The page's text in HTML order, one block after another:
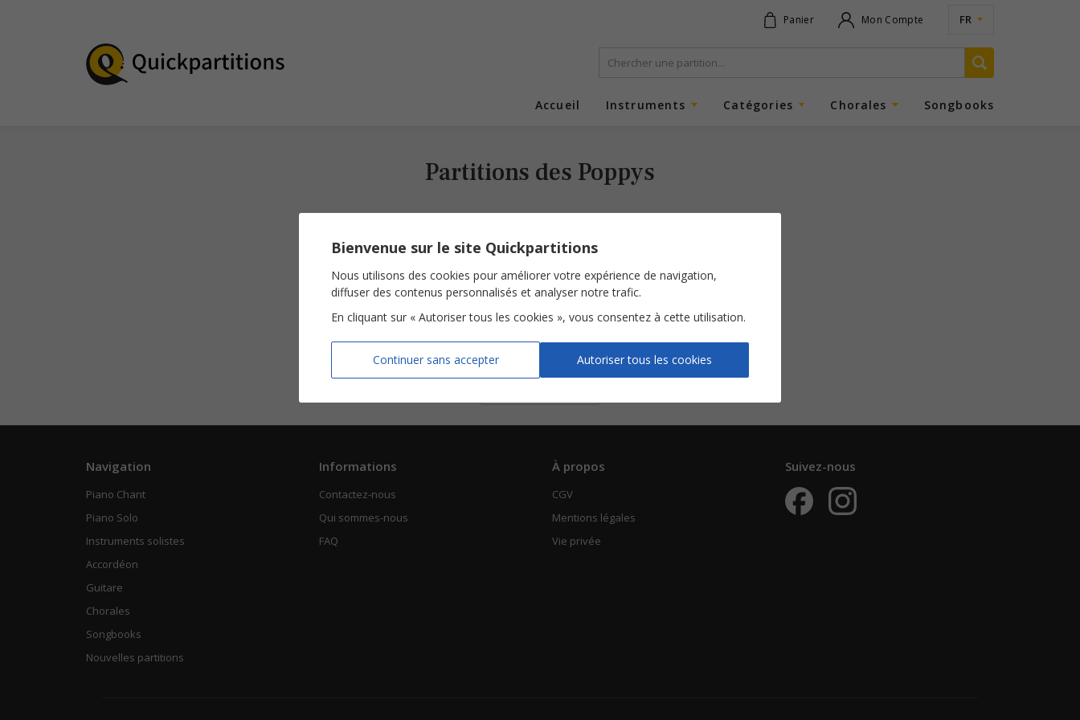
Panier Mon Compte FR
Accueil Instruments Catégories Chorales Songbooks
Partitions des Poppys
Car les gens sont fait de la sorte
Navigation
Piano Chant
Piano Solo
Instruments solistes
Accordéon
Guitare
Chorales
Songbooks
Nouvelles partitions
Informations
Contactez-nous
Qui sommes-nous
FAQ
À propos
CGV
Mentions légales
Vie privée
Suivez-nous
Bienvenue sur le site Quickpartitions
Nous utilisons des cookies pour améliorer votre expérience de navigation,
diffuser des contenus personnalisés et analyser notre trafic.
En cliquant sur « Autoriser tous les cookies », vous consentez à cette utilisation.
Continuer sans accepter Autoriser tous les cookies